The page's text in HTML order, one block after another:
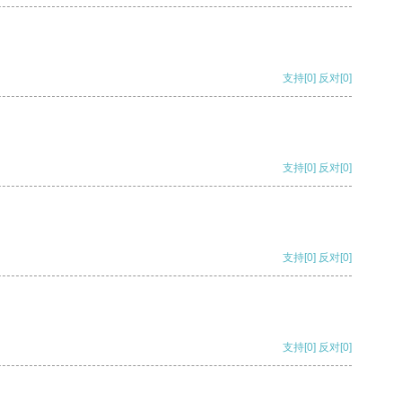
支持[0] 反对[0]
支持[0] 反对[0]
支持[0] 反对[0]
支持[0] 反对[0]